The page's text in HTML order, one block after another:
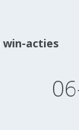
win-acties